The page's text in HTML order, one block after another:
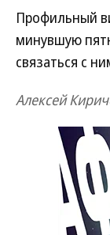
Профильный
минувшую
связаться с
Алексей